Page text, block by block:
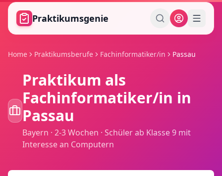
Zum Hauptinhalt springen
Praktikumsgenie
Home Praktikumsberufe Fachinformatiker/in Passau
Praktikum als
Fachinformatiker/in in
Passau
Bayern · 2-3 Wochen · Schüler ab Klasse 9 mit
Interesse an Computern